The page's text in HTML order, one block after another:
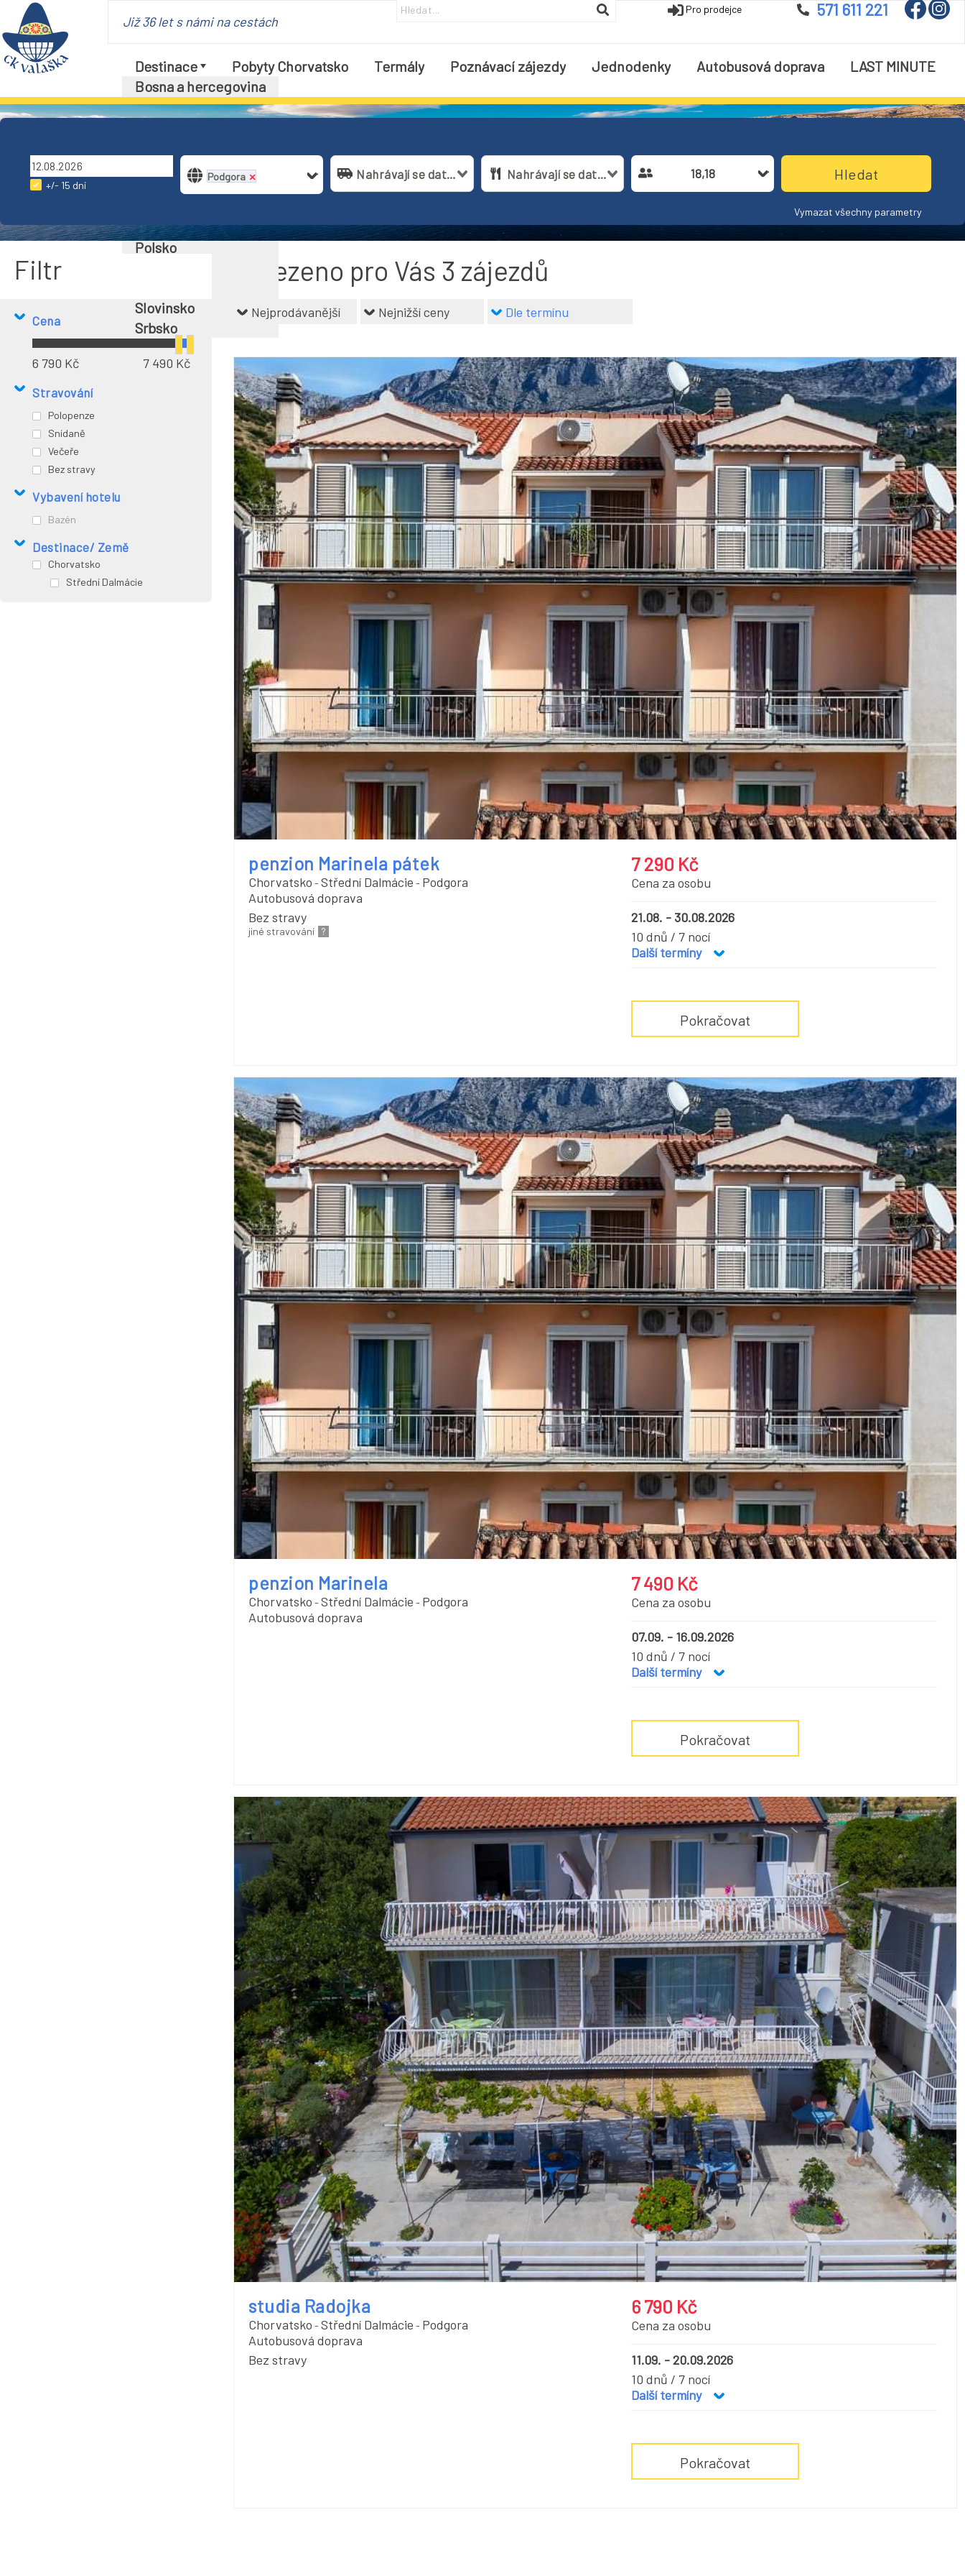
Již 36 let s námi na cestách
Pro prodejce 571 611 221
Destinace
Bosna a hercegovina
Česká republika
Chorvatsko
Německo
Polsko
Slovinsko
Srbsko
Pobyty Chorvatsko Termály Poznávací zájezdy Jednodenky Autobusová doprava LAST MINUTE
+/- 15 dní
×
Podgora Nahrávají se data... Nahrávají se data... 18,18
Vymazat všechny parametry
Filtr
Cena
6 790 Kč 7 490 Kč
Stravování
Polopenze
Snídaně
Večeře
Bez stravy
Vybavení hotelu
Bazén
Destinace/ Země
Chorvatsko
Střední Dalmácie
Nalezeno pro Vás 3 zájezdů
Nejprodávanější Nejnižší ceny Dle termínu
penzion Marinela pátek
Chorvatsko - Střední Dalmácie - Podgora
Autobusová doprava
Bez stravy
jiné stravování
7 290 Kč
Cena za osobu
21.08. - 30.08.2026
10 dnů / 7 nocí
Další termíny
Pokračovat
penzion Marinela
Chorvatsko - Střední Dalmácie - Podgora
Autobusová doprava
7 490 Kč
Cena za osobu
07.09. - 16.09.2026
10 dnů / 7 nocí
Další termíny
Pokračovat
studia Radojka
Chorvatsko - Střední Dalmácie - Podgora
Autobusová doprava
Bez stravy
6 790 Kč
Cena za osobu
11.09. - 20.09.2026
10 dnů / 7 nocí
Další termíny
Pokračovat